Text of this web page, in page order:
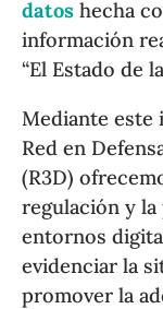
datos hecha
información
“El Estado de
Mediante este
Red en
(R3D)
regulación y la
entornos
evidenciar la
promover la